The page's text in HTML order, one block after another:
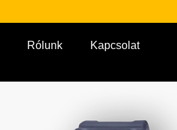
Rólunk Kapcsolat